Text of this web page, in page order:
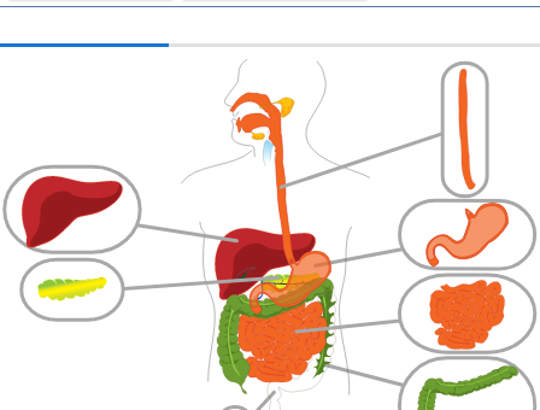
စကားပြော စိန်ခေါ်မှု နားထောင်ရေး စိန်ခေါ်မှု